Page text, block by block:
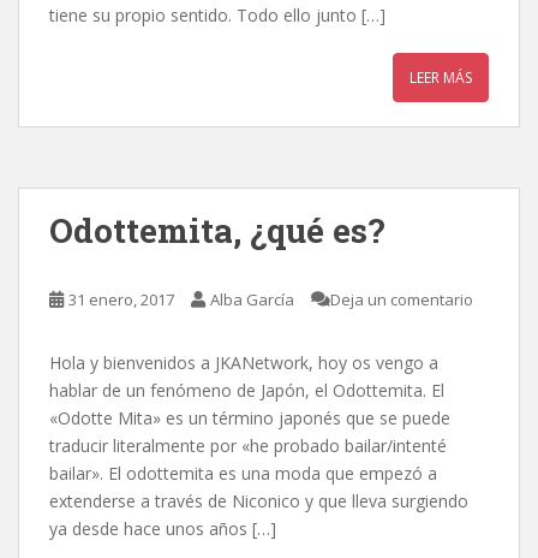
tiene su propio sentido. Todo ello junto […]
LEER MÁS
Odottemita, ¿qué es?
31 enero, 2017 Alba García Deja un comentario
Hola y bienvenidos a JKANetwork, hoy os vengo a
hablar de un fenómeno de Japón, el Odottemita. El
«Odotte Mita» es un término japonés que se puede
traducir literalmente por «he probado bailar/intenté
bailar». El odottemita es una moda que empezó a
extenderse a través de Niconico y que lleva surgiendo
ya desde hace unos años […]